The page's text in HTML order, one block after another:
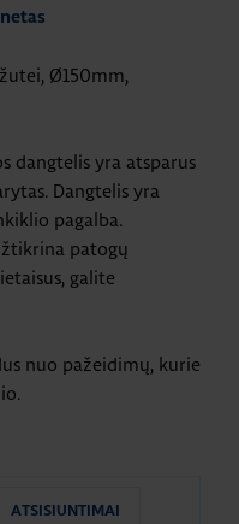
Ø150mm,
dangtelis yra atsparus
Dangtelis yra
pagalba.
patogų
galite
nuo pažeidimų, kurie
ATSISIUNTIMAI